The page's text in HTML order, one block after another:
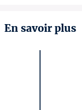
En savoir plus